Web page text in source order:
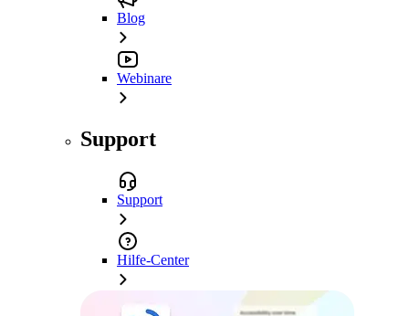
Blog
Webinare
Support
Support
Hilfe-Center